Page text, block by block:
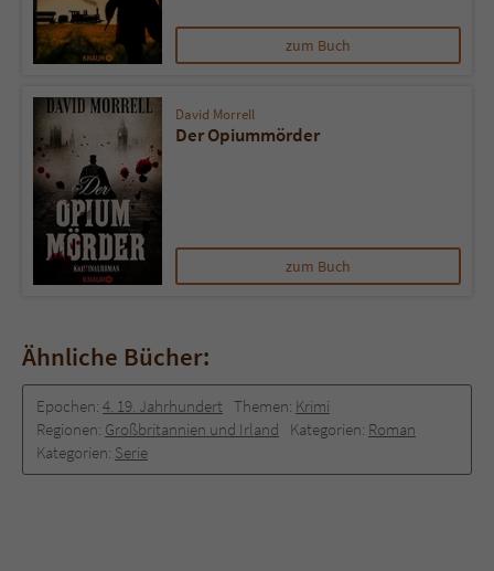
zum Buch
David Morrell
Der Opiummörder
zum Buch
Ähnliche Bücher:
Epochen: 4. 19. Jahrhundert Themen: Krimi
Regionen: Großbritannien und Irland Kategorien: Roman
Kategorien: Serie